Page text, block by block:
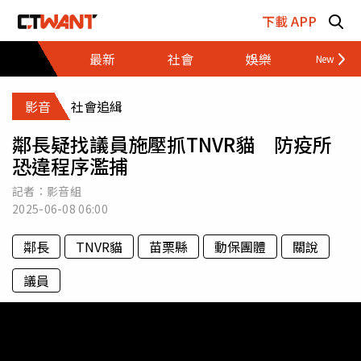
下載 APP
最新
社會 娛樂 財經
影音 社會追緝
鄰長疑找議員施壓抓TNVR貓 防疫所
恐違程序濫捕
記者：影音組
2025-06-0806:00
鄰長 TNVR貓 苗栗縣 動保團體
關說
議員